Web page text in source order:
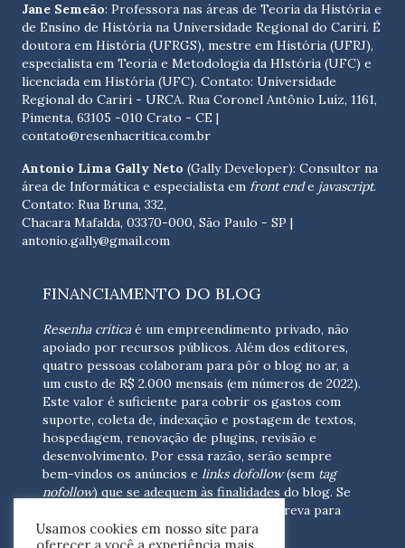
Jane Semeão: Professora nas áreas de Teoria da História e
de Ensino de História na Universidade Regional do Cariri. É
doutora em História (UFRGS), mestre em História (UFRJ),
especialista em Teoria e Metodologia da HIstória (UFC) e
licenciada em História (UFC). Contato: Universidade
Regional do Cariri - URCA. Rua Coronel Antônio Luíz, 1161,
Pimenta, 63105 -010 Crato - CE |
contato@resenhacritica.com.br
Antonio Lima Gally Neto (Gally Developer): Consultor na
área de Informática e especialista em front ende javascript.
Contato: Rua Bruna, 332,
Chacara Mafalda, 03370-000, São Paulo - SP |
antonio.gally@gmail.com
FINANCIAMENTO DO BLOG
Resenha críticaé um empreendimento privado, não
apoiado por recursos públicos. Além dos editores,
quatro pessoas colaboram para pôr o blog no ar, a
um custo de R$ 2.000 mensais (em números de 2022).
Este valor é suficiente para cobrir os gastos com
suporte, coleta de, indexação e postagem de textos,
hospedagem, renovação de plugins, revisão e
desenvolvimento. Por essa razão, serão sempre
bem-vindos os anúncios e links dofollow(sem tag
nofollow) que se adequem às finalidades do blog. Se
escreva para
nós(contato@resenhacritica.com.br)
Usamos cookies em nosso site para